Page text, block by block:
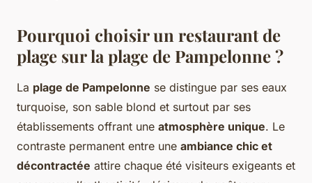
Pourquoi choisir un restaurant de
plage sur la plage de Pampelonne ?
La plage de Pampelonne se distingue par ses eaux
turquoise, son sable blond et surtout par ses
établissements offrant une atmosphère unique. Le
contraste permanent entre une ambiance chic et
décontractée attire chaque été visiteurs exigeants et